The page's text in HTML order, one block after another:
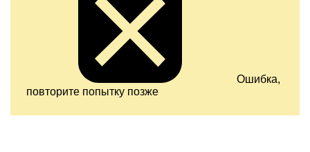
Ошибка,
повторите попытку позже